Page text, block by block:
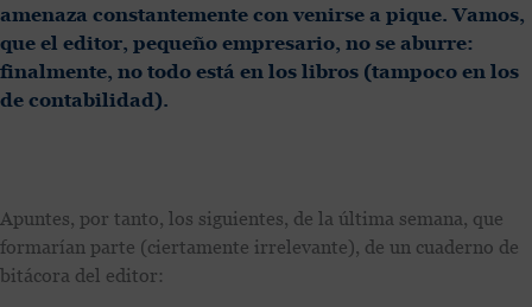
amenaza constantemente con venirse a pique. Vamos,
que el editor, pequeño empresario, no se aburre:
finalmente, no todo está en los libros (tampoco en los
de contabilidad).
Apuntes, por tanto, los siguientes, de la última semana, que
formarían parte (ciertamente irrelevante), de un cuaderno de
bitácora del editor: